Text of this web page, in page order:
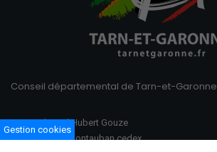
Conseil départemental de Tarn-et-Garonne
100 Boulevard Hubert Gouze
BP 783 82013 Montauban cedex
Gestion cookies